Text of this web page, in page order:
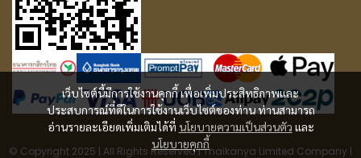
เว็บไซต์นี้มีการใช้งานคุกกี้ เพื่อเพิ่มประสิทธิภาพและ
ประสบการณ์ที่ดีในการใช้งานเว็บไซต์ของท่าน ท่านสามารถ
อ่านรายละเอียดเพิ่มเติมได้ที่ นโยบายความเป็นส่วนตัว และ
นโยบายคุกกี้
© Copyright 2025 | All Rights Reserved | Thaikanya Limited Company |